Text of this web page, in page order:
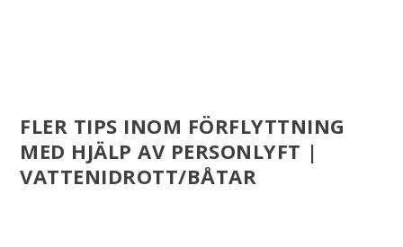
FLER TIPS INOM FÖRFLYTTNING
MED HJÄLP AV PERSONLYFT |
VATTENIDROTT/BÅTAR